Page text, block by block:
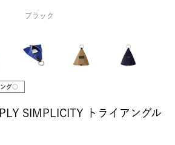
ブラック
ング○
SIMPLICITY トライアングル